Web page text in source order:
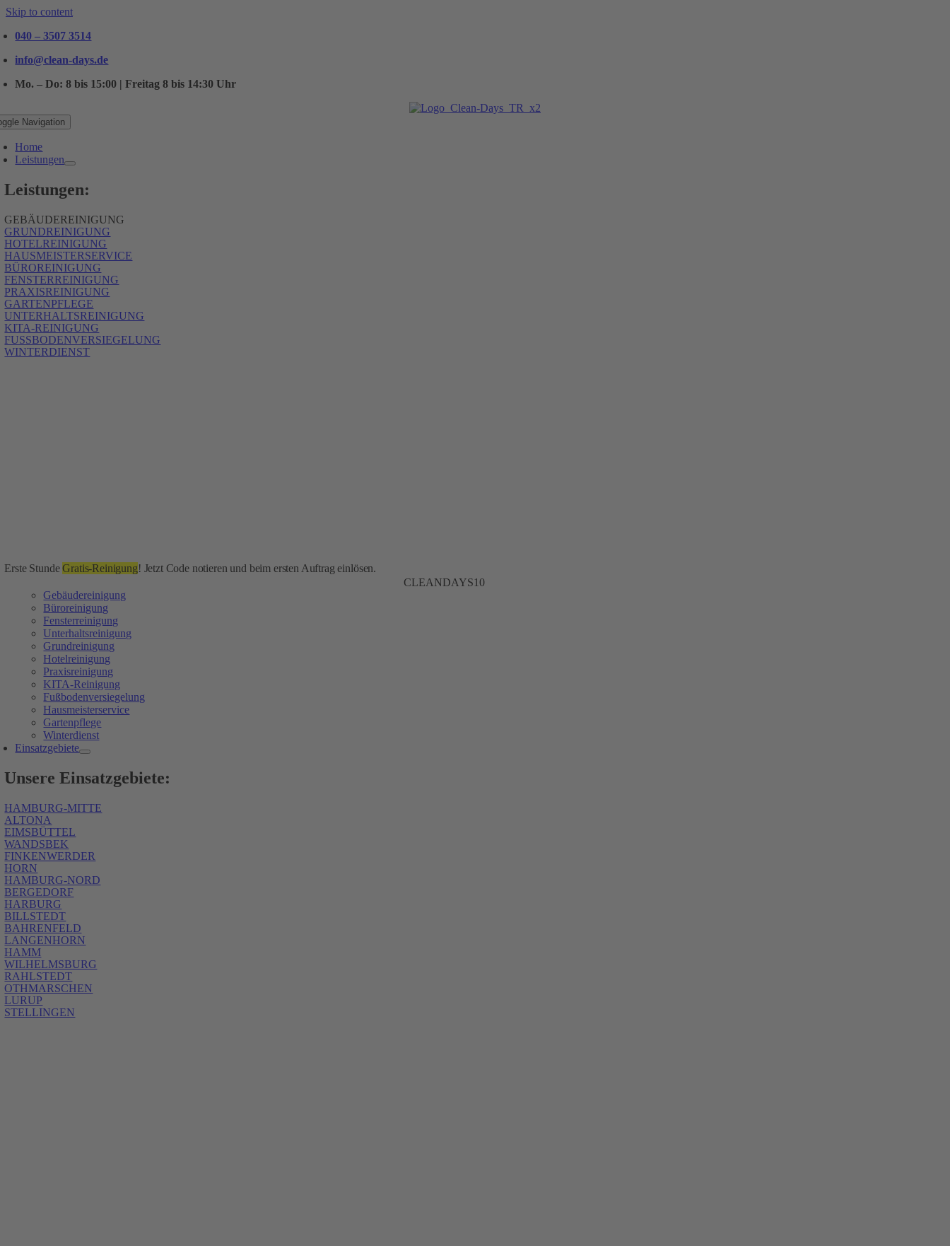
Skip to content
040 – 3507 3514
info@clean-days.de
Mo. – Do: 8 bis 15:00 | Freitag 8 bis 14:30 Uhr
Navigation
Home
Leistungen
Leistungen:
GEBÄUDEREINIGUNG
GRUNDREINIGUNG
HOTELREINIGUNG
HAUSMEISTERSERVICE
BÜROREINIGUNG
FENSTERREINIGUNG
PRAXISREINIGUNG
GARTENPFLEGE
UNTERHALTSREINIGUNG
KITA-REINIGUNG
FUSSBODENVERSIEGELUNG
WINTERDIENST
Erste StundeGratis-Reinigung! Jetzt Code notieren und beim ersten Auftrag einlösen.
CLEANDAYS10
Gebäudereinigung
Büroreinigung
Fensterreinigung
Unterhaltsreinigung
Grundreinigung
Hotelreinigung
Praxisreinigung
KITA-Reinigung
Fußbodenversiegelung
Hausmeisterservice
Gartenpflege
Winterdienst
Einsatzgebiete
Unsere Einsatzgebiete:
HAMBURG-MITTE
ALTONA
EIMSBÜTTEL
WANDSBEK
FINKENWERDER
HORN
HAMBURG-NORD
BERGEDORF
HARBURG
BILLSTEDT
BAHRENFELD
LANGENHORN
HAMM
WILHELMSBURG
RAHLSTEDT
OTHMARSCHEN
LURUP
STELLINGEN